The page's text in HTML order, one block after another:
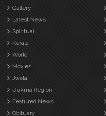
Gallery
Latest News
Spiritual
Kerala
World
Movies
Jwala
Uukma Region
Featured News
Obituary